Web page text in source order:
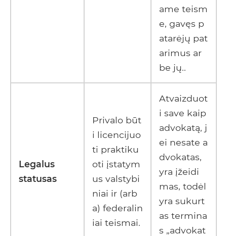
ame teism
e, gavęs p
atarėjų pat
arimus ar
be jų..
Legalus
statusas
Privalo būt
i licencijuo
ti praktiku
oti įstatym
us valstybi
niai ir (arb
a) federalin
iai teismai.
Atvaizduot
i save kaip
advokatą, j
ei nesate a
dvokatas,
yra įžeidi
mas, todėl
yra sukurt
as termina
s „advokat